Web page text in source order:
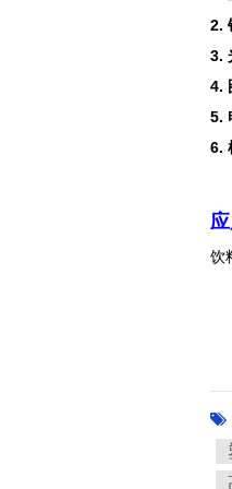
2.
3.
4.
5.
6.
饮